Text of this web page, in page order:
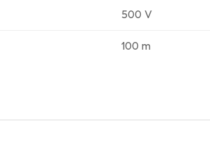
500 V
100 m